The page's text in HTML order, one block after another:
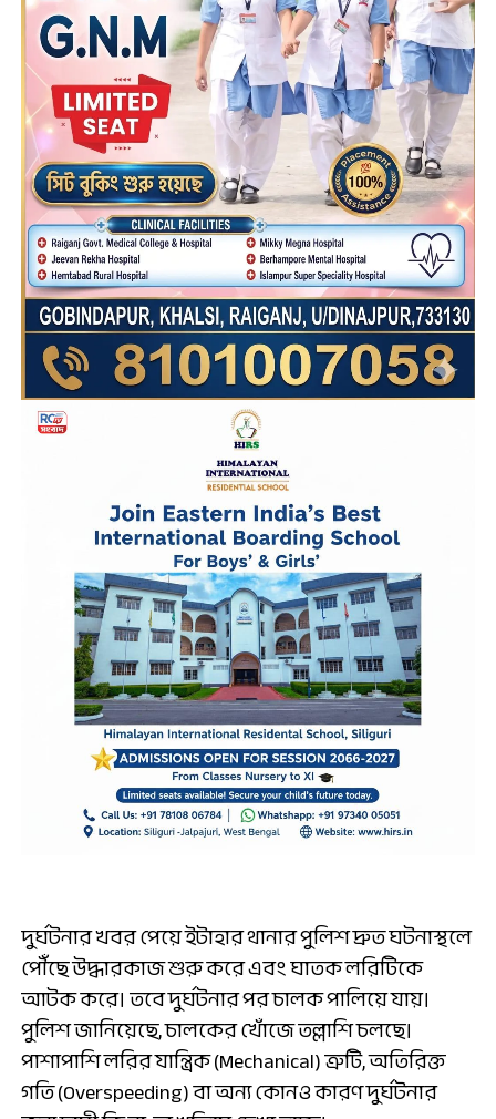
দুর্ঘটনার খবর পেয়ে ইটাহার থানার পুলিশ দ্রুত ঘটনাস্থলে
পৌঁছে উদ্ধারকাজ শুরু করে এবং ঘাতক লরিটিকে
আটক করে। তবে দুর্ঘটনার পর চালক পালিয়ে যায়।
পুলিশ জানিয়েছে, চালকের খোঁজে তল্লাশি চলছে।
পাশাপাশি লরির যান্ত্রিক (Mechanical) ত্রুটি, অতিরিক্ত
গতি (Overspeeding) বা অন্য কোনও কারণ দুর্ঘটনার